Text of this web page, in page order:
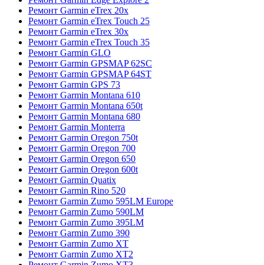
Ремонт Garmin eTrex 20x
Ремонт Garmin eTrex Touch 25
Ремонт Garmin eTrex 30x
Ремонт Garmin eTrex Touch 35
Ремонт Garmin GLO
Ремонт Garmin GPSMAP 62SC
Ремонт Garmin GPSMAP 64ST
Ремонт Garmin GPS 73
Ремонт Garmin Montana 610
Ремонт Garmin Montana 650t
Ремонт Garmin Montana 680
Ремонт Garmin Monterra
Ремонт Garmin Oregon 750t
Ремонт Garmin Oregon 700
Ремонт Garmin Oregon 650
Ремонт Garmin Oregon 600t
Ремонт Garmin Quatix
Ремонт Garmin Rino 520
Ремонт Garmin Zumo 595LM Europe
Ремонт Garmin Zumo 590LM
Ремонт Garmin Zumo 395LM
Ремонт Garmin Zumo 390
Ремонт Garmin Zumo XT
Ремонт Garmin Zumo XT2